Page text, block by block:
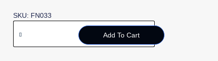
SKU: FN033
Add To Cart